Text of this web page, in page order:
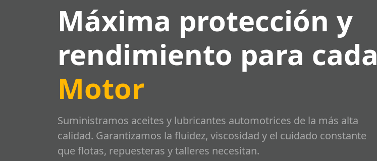
Máxima protección y
rendimiento para cada
Motor
Suministramos aceites y lubricantes automotrices de la más alta
calidad. Garantizamos la fluidez, viscosidad y el cuidado constante
que flotas, repuesteras y talleres necesitan.